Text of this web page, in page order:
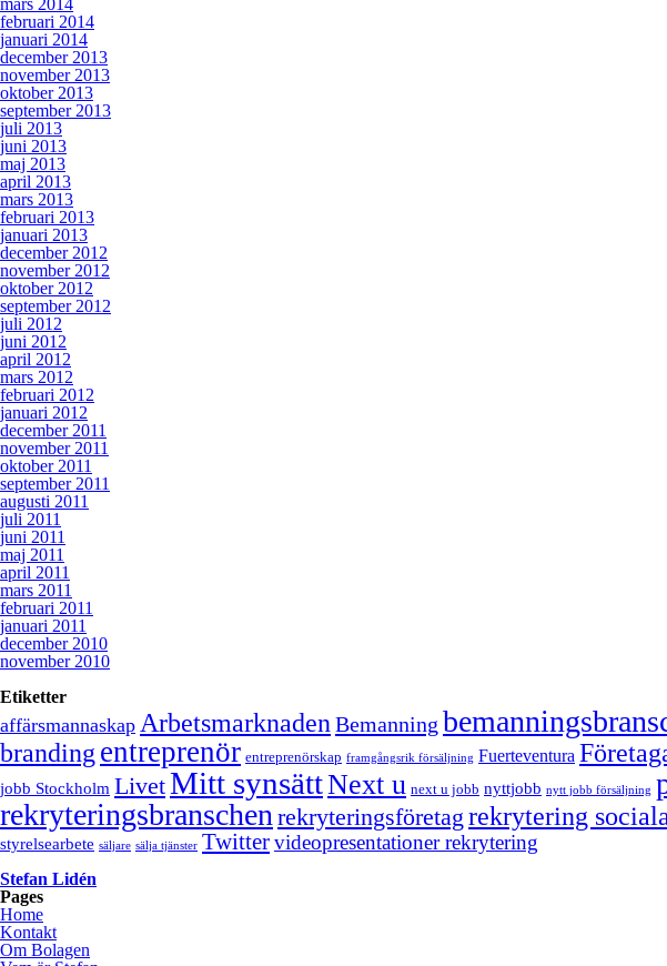
mars 2014
februari 2014
januari 2014
december 2013
november 2013
oktober 2013
september 2013
juli 2013
juni 2013
maj 2013
april 2013
mars 2013
februari 2013
januari 2013
december 2012
november 2012
oktober 2012
september 2012
juli 2012
juni 2012
april 2012
mars 2012
februari 2012
januari 2012
december 2011
november 2011
oktober 2011
september 2011
augusti 2011
juli 2011
juni 2011
maj 2011
april 2011
mars 2011
februari 2011
januari 2011
december 2010
november 2010
Etiketter
affärsmannaskap Arbetsmarknaden Bemanning
branding entreprenör entreprenörskap framgångsrik försäljning Fuerteventura
jobb Stockholm LivetMitt synsättNext u next u jobb nyttjobb nytt jobb försäljning
rekryteringsbranschen rekryteringsföretag rekrytering
styrelsearbete säljare sälja tjänster Twittervideopresentationer rekrytering
Stefan Lidén
Pages
Home
Kontakt
Om Bolagen